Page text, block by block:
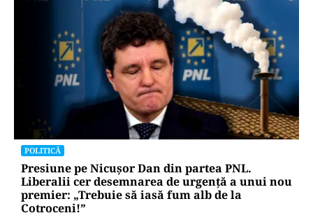
POLITICĂ
Presiune pe Nicușor Dan din partea PNL.
Liberalii cer desemnarea de urgență a unui nou
premier: „Trebuie să iasă fum alb de la
Cotroceni!”